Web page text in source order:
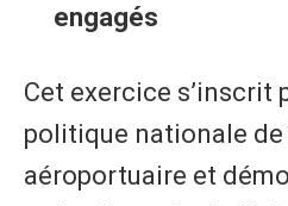
engagés
Cet exercice s’inscrit
politique nationale
aéroportuaire et